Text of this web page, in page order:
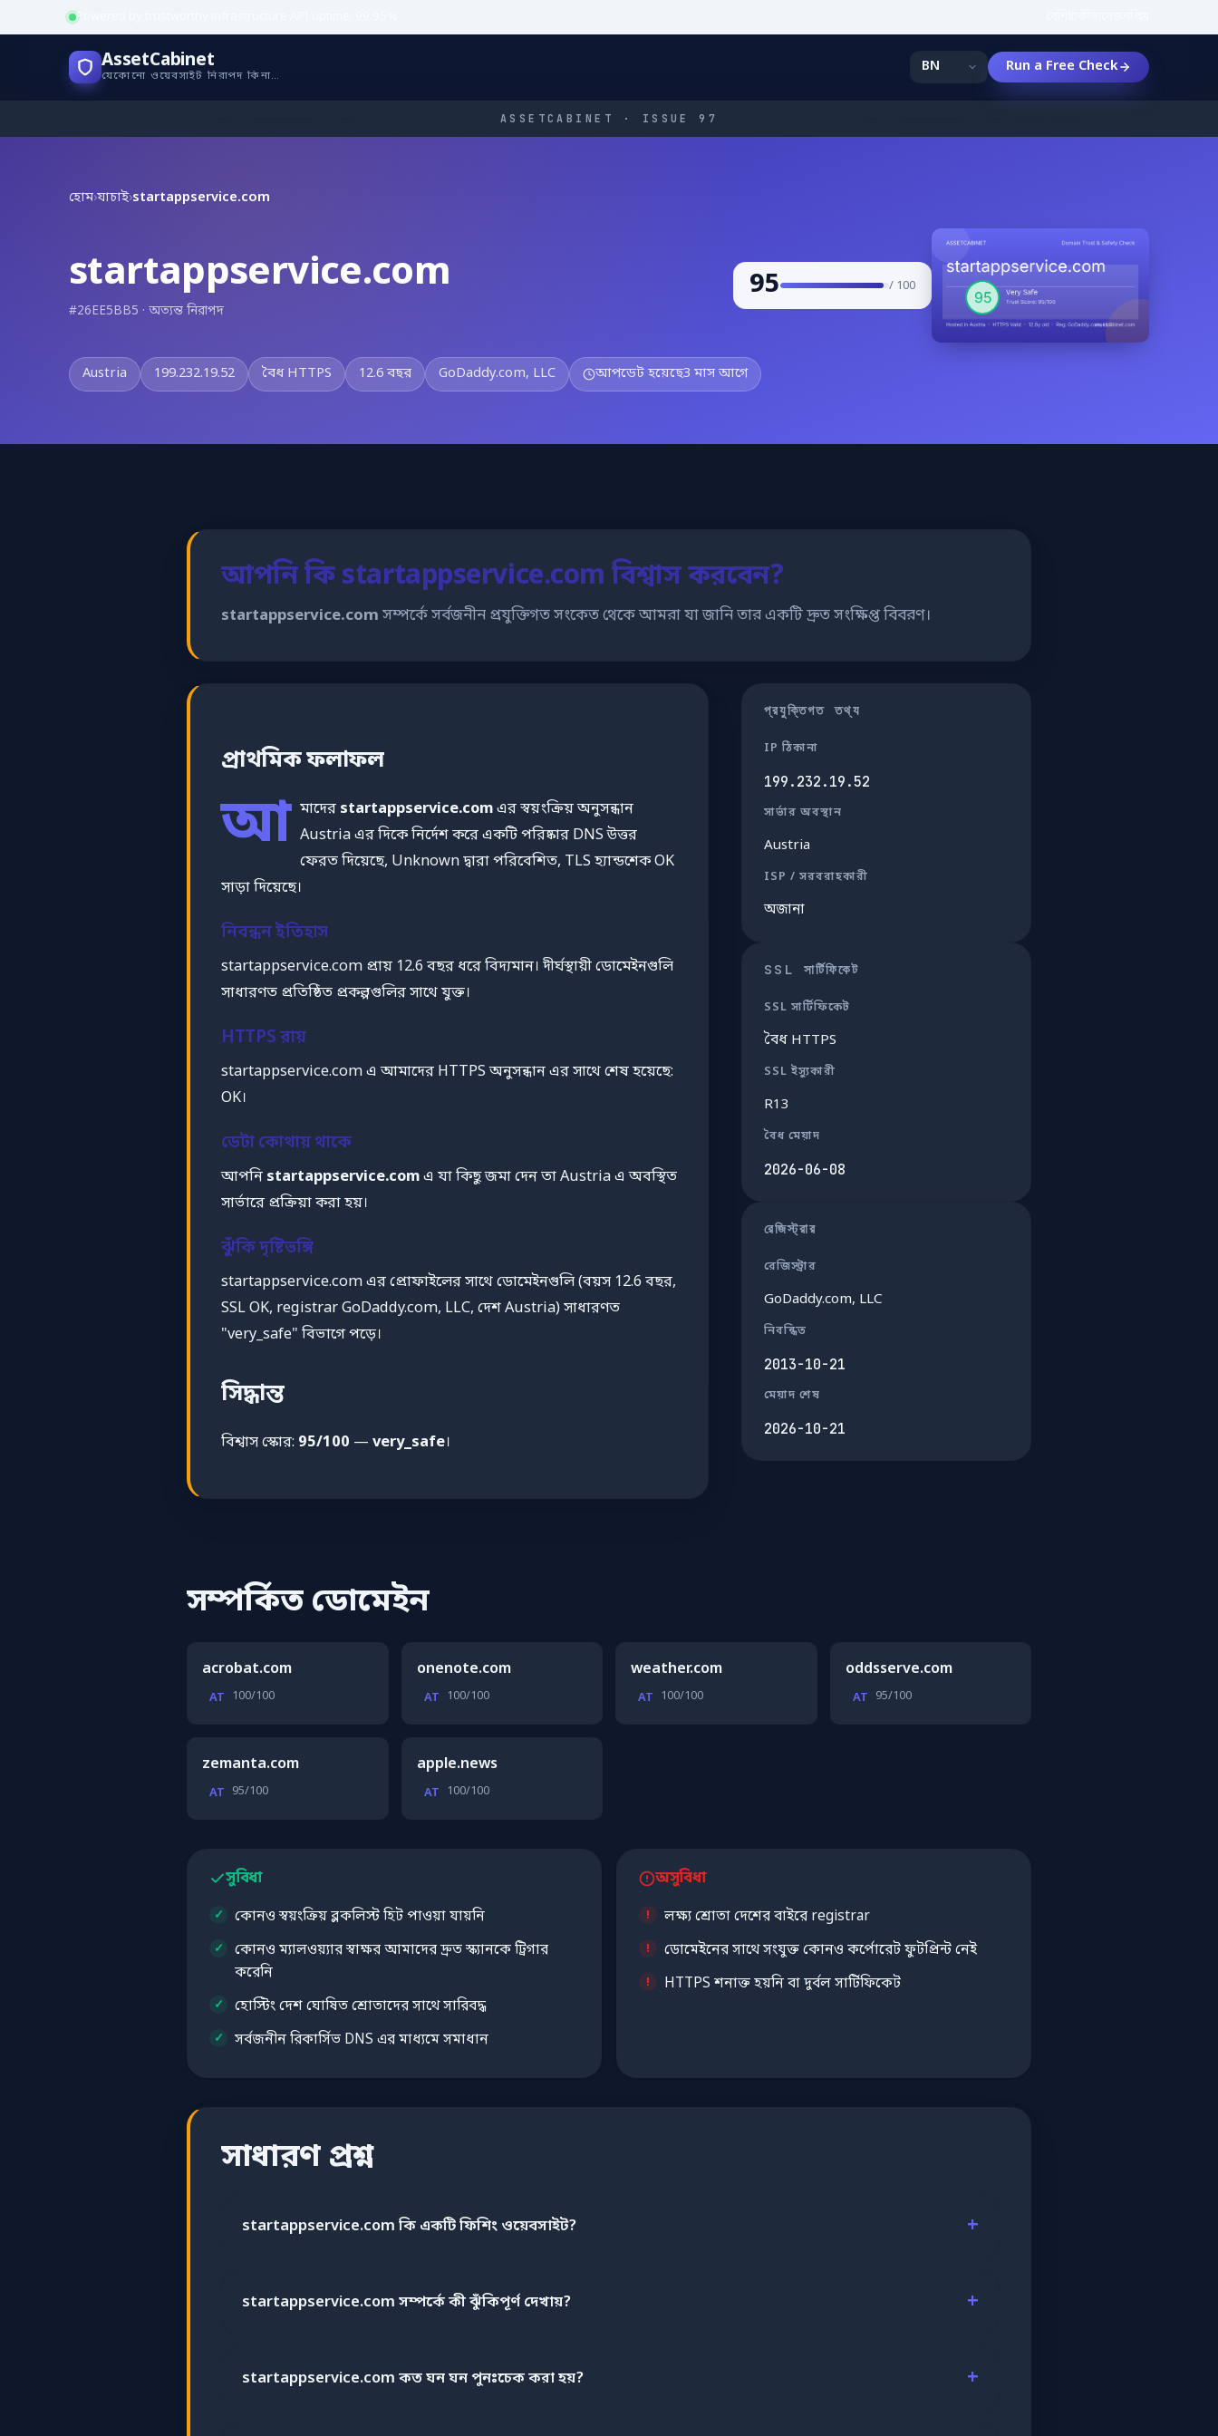
Powered by trustworthy infrastructure
AssetCabinet
যেকোনো ওয়েবসাইট নিরাপদ কিনা যাচাই করুন
Run a Free Check
ASSETCABINET · ISSUE 97
হোম›যাচাই›startappservice.com
startappservice.com
#26EE5BB5 · অত্যন্ত নিরাপদ
95 / 100
Austria 199.232.19.52 বৈধ HTTPS 12.6 বছর GoDaddy.com, LLC আপডেট হয়েছে3 মাস আগে
আপনি কি startappservice.com বিশ্বাস করবেন?
startappservice.com সম্পর্কে সর্বজনীন প্রযুক্তিগত সংকেত থেকে আমরা যা জানি তার একটি দ্রুত সংক্ষিপ্ত বিবরণ।
প্রাথমিক ফলাফল
আ মাদের startappservice.comএর স্বয়ংক্রিয় অনুসন্ধান
Austria এর দিকে নির্দেশ করে একটি পরিষ্কার DNS উত্তর
ফেরত দিয়েছে, Unknown দ্বারা পরিবেশিত, TLS হ্যান্ডশেক OK
সাড়া দিয়েছে।
নিবন্ধন ইতিহাস
startappservice.com প্রায় 12.6 বছর ধরে বিদ্যমান। দীর্ঘস্থায়ী ডোমেইনগুলি
সাধারণত প্রতিষ্ঠিত প্রকল্পগুলির সাথে যুক্ত।
HTTPS রায়
startappservice.com এ আমাদের HTTPS অনুসন্ধান এর সাথে শেষ হয়েছে:
OK।
ডেটা কোথায় থাকে
আপনি startappservice.comএ যা কিছু জমা দেন তা Austria এ অবস্থিত
সার্ভারে প্রক্রিয়া করা হয়।
ঝুঁকি দৃষ্টিভঙ্গি
startappservice.com এর প্রোফাইলের সাথে ডোমেইনগুলি (বয়স 12.6 বছর,
SSL OK, registrar GoDaddy.com, LLC, দেশ Austria) সাধারণত
"very_safe" বিভাগে পড়ে।
সিদ্ধান্ত
বিশ্বাস স্কোর: 95/100 — very_safe।
প্রযুক্তিগত তথ্য
IP ঠিকানা
199.232.19.52
সার্ভার অবস্থান
Austria
ISP / সরবরাহকারী
অজানা
SSL সার্টিফিকেট
SSL সার্টিফিকেট
বৈধ HTTPS
SSL ইস্যুকারী
R13
বৈধ মেয়াদ
2026-06-08
রেজিস্ট্রার
রেজিস্ট্রার
GoDaddy.com, LLC
নিবন্ধিত
2013-10-21
মেয়াদ শেষ
2026-10-21
সম্পর্কিত ডোমেইন
acrobat.com
AT 100/100
onenote.com
AT 100/100
weather.com
AT 100/100
oddsserve.com
AT 95/100
zemanta.com
AT 95/100
apple.news
AT 100/100
সুবিধা
কোনও স্বয়ংক্রিয় ব্লকলিস্ট হিট পাওয়া যায়নি
কোনও ম্যালওয়্যার স্বাক্ষর আমাদের দ্রুত স্ক্যানকে ট্রিগার
করেনি
হোস্টিং দেশ ঘোষিত শ্রোতাদের সাথে সারিবদ্ধ
সর্বজনীন রিকার্সিভ DNS এর মাধ্যমে সমাধান
অসুবিধা
লক্ষ্য শ্রোতা দেশের বাইরে registrar
ডোমেইনের সাথে সংযুক্ত কোনও কর্পোরেট ফুটপ্রিন্ট নেই
HTTPS শনাক্ত হয়নি বা দুর্বল সার্টিফিকেট
সাধারণ প্রশ্ন
startappservice.com কি একটি ফিশিং ওয়েবসাইট?
startappservice.com সম্পর্কে কী ঝুঁকিপূর্ণ দেখায়?
startappservice.com কত ঘন ঘন পুনঃচেক করা হয়?